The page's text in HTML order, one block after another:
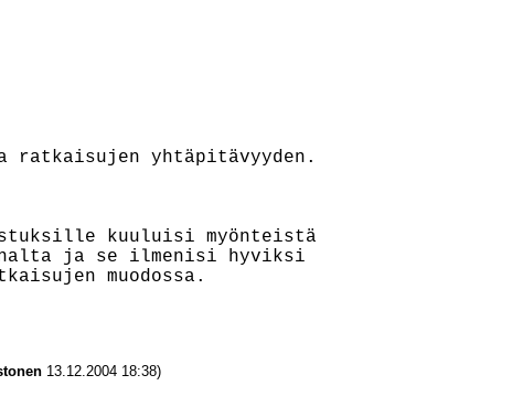
ratkaisujen yhtäpitävyyden.
kuuluisi myönteistä
ja se ilmenisi hyviksi
muodossa.
13.12.2004 18:38)